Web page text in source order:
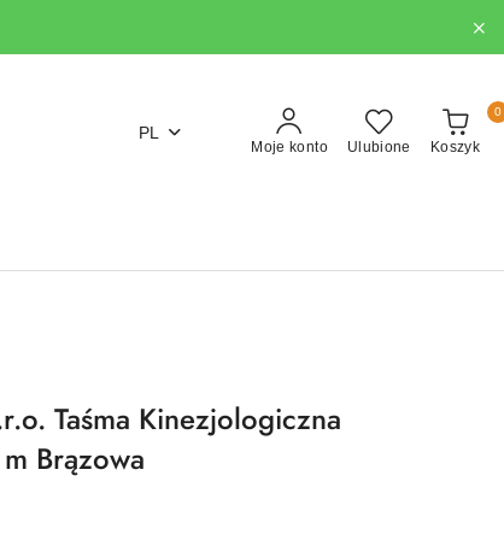
PL
Moje konto Ulubione Koszyk
0
Taśma Kinezjologiczna
Brązowa